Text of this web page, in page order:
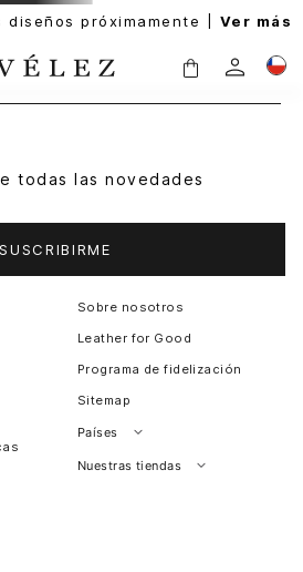
diseños próximamente | Ver más
todas las novedades
SUSCRIBIRME
Sobre nosotros
Leather for Good
Programa de fidelización
Sitemap
Países
Perú
Nuestras tiendas